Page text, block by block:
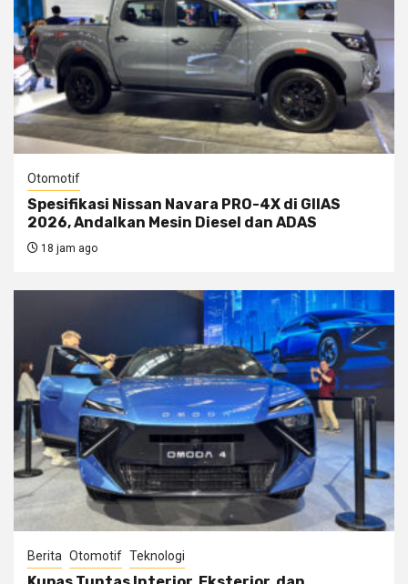
Otomotif
Spesifikasi Nissan Navara PRO-4X di GIIAS
2026, Andalkan Mesin Diesel dan ADAS
18 jam ago
Berita Otomotif Teknologi